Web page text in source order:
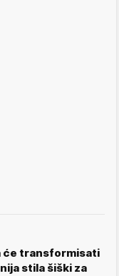
će transformisati
stila šiški za